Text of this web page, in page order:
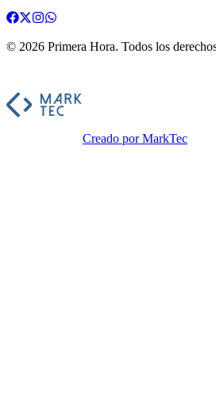
© 2026 Primera Hora. Todos los
Creado por MarkTec